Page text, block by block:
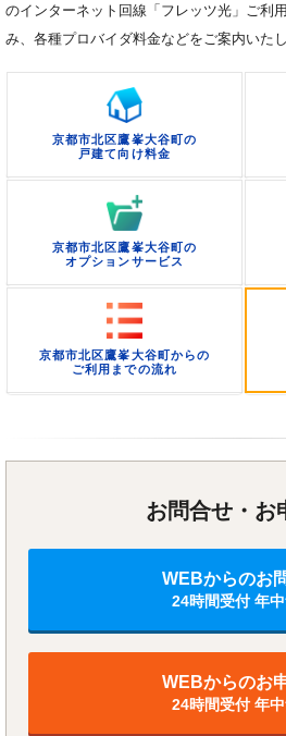
のインターネット回線「フレッツ光」ご利
み、各種プロバイダ料金などをご案内いたし
京都市北区鷹峯大谷町の
戸建て向け料金
京都市北区鷹峯大谷町の
オプションサービス
京都市北区鷹峯大谷町からの
ご利用までの流れ
お問合せ・お
WEBからのお
24時間受付 年
WEBからのお
24時間受付 年